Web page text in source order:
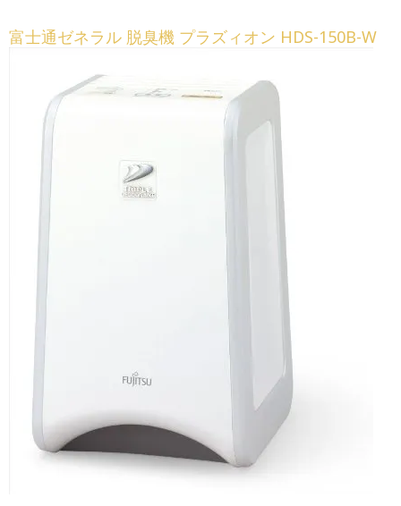
富士通ゼネラル 脱臭機 プラズィオン HDS-150B-W